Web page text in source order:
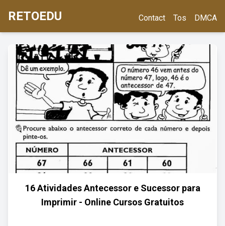
RETOEDU Contact Tos DMCA
16 Atividades Antecessor e Sucessor para
Imprimir - Online Cursos Gratuitos